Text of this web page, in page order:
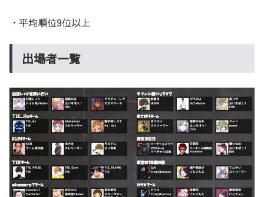
・平均順位9位以上
出場者一覧